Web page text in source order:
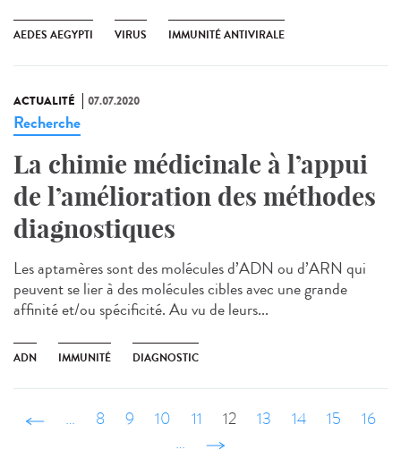
AEDES AEGYPTI VIRUS IMMUNITÉ ANTIVIRALE
ACTUALITÉ 07.07.2020
Recherche
La chimie médicinale à l’appui
de l’amélioration des méthodes
diagnostiques
Les aptamères sont des molécules d’ADN ou d’ARN qui
peuvent se lier à des molécules cibles avec une grande
affinité et/ou spécificité. Au vu de leurs...
ADN IMMUNITÉ DIAGNOSTIC
‹ précédent
… 8 9 10 11 12 13 14 15
16
…
suivant ›